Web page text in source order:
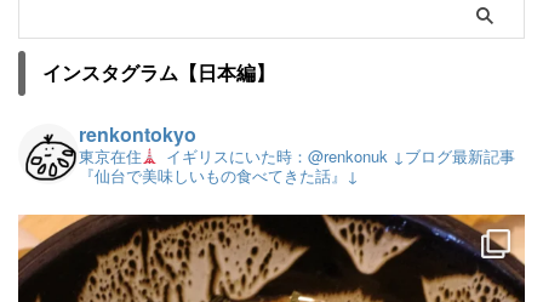
インスタグラム【日本編】
renkontokyo
東京在住 イギリスにいた時：@renkonuk ↓ブログ最新記事
『仙台で美味しいもの食べてきた話』↓